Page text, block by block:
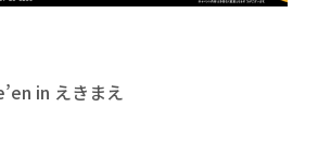
in えきまえ